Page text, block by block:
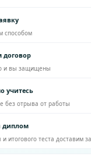
способом
договор
и вы защищены
учитесь
без отрыва от работы
диплом
итогового теста доставим